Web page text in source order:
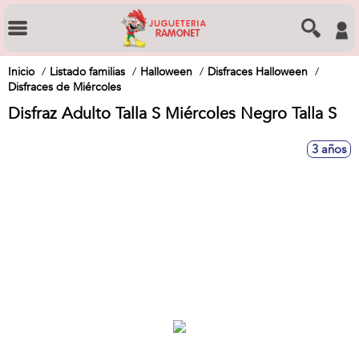
Inicio Listado familias Halloween
Disfraces Halloween
Disfraces de Miércoles
Disfraz Adulto Talla S Miércoles Negro Talla S
3 años